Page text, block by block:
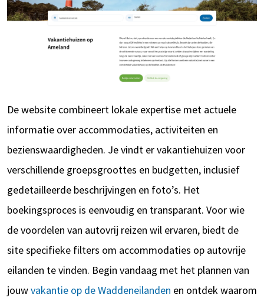
De website combineert lokale expertise met actuele
informatie over accommodaties, activiteiten en
bezienswaardigheden. Je vindt er vakantiehuizen voor
verschillende groepsgroottes en budgetten, inclusief
gedetailleerde beschrijvingen en foto’s. Het
boekingsproces is eenvoudig en transparant. Voor wie
de voordelen van autovrij reizen wil ervaren, biedt de
site specifieke filters om accommodaties op autovrije
eilanden te vinden. Begin vandaag met het plannen van
jouwvakantie op de Waddeneilanden en ontdek waarom